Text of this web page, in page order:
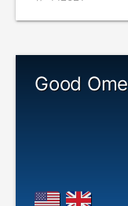
Good